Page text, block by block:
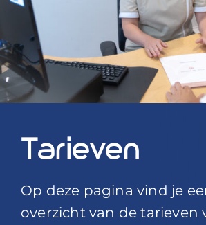
Over ons
Mijn account
Tarieven
Op deze pagina vind je
overzicht van de tarieven